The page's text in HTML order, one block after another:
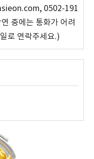
0502-191
중에는 통화가 어려
로 연락주세요.)